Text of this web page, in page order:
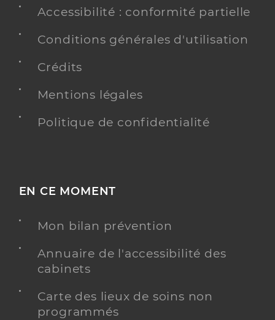
Accessibilité : conformité partielle
Conditions générales d'utilisation
Crédits
Mentions légales
Politique de confidentialité
EN CE MOMENT
Mon bilan prévention
Annuaire de l'accessibilité des
cabinets
Carte des lieux de soins non
programmés